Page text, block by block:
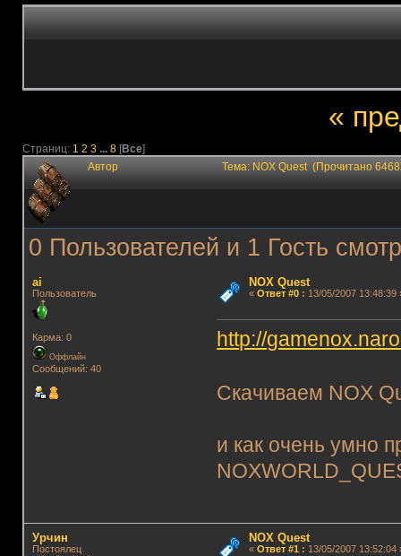
«
Страниц: 1 2 3 ... 8[Все]
Автор Тема: NOX Quest (Прочитано
0 Пользователей и 1 Гость
ai
Пользователь
Карма: 0
Оффлайн
Сообщений: 40
NOX Quest
« Ответ #0: 13/05/2007 13:48:39
http://
Скачиваем NOX
и как очень умно
Урчин
Постоялец
NOX Quest
« Ответ #1 : 13/05/2007 13:52:04